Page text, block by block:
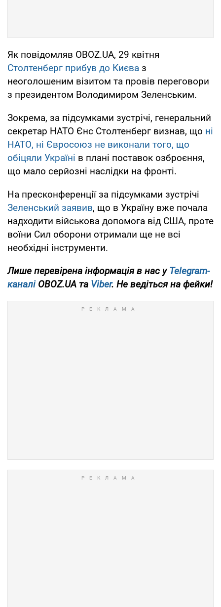
Як повідомляв OBOZ.UA, 29 квітня
Столтенберг прибув до Києва з
неоголошеним візитом та провів переговори
з президентом Володимиром Зеленським.
Зокрема, за підсумками зустрічі, генеральний
секретар НАТО Єнс Столтенберг визнав, що ні
НАТО, ні Євросоюз не виконали того, що
обіцяли Україні в плані поставок озброєння,
що мало серйозні наслідки на фронті.
На пресконференції за підсумками зустрічі
Зеленський заявив, що в Україну вже почала
надходити військова допомога від США, проте
воїни Сил оборони отримали ще не всі
необхідні інструменти.
Лише перевірена інформація в нас уTelegram-
каналіOBOZ.UA та Viber. Не ведіться на фейки!